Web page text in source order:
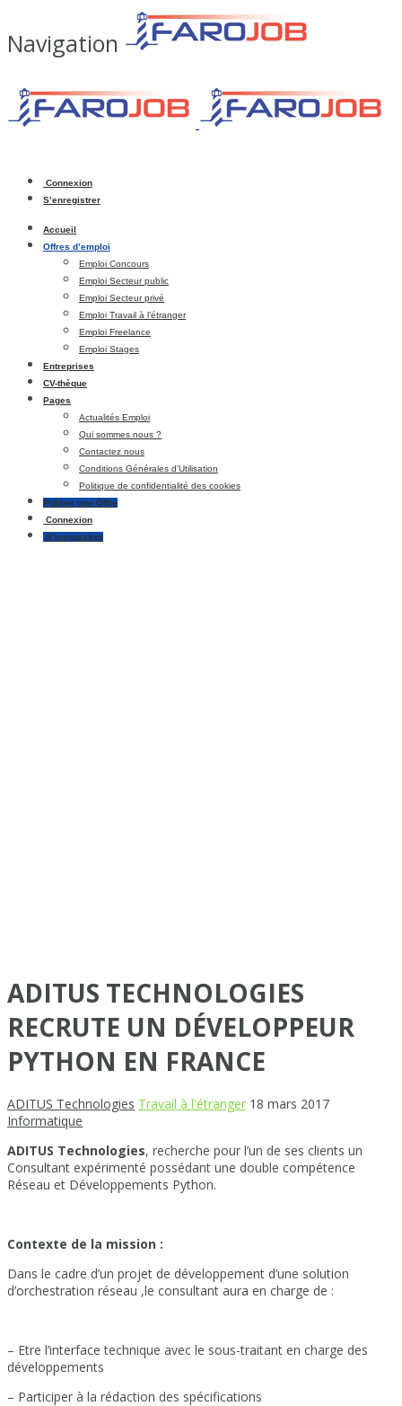
Navigation
Connexion
S’enregistrer
Accueil
Offres d’emploi
Emploi Concours
Emploi Secteur public
Emploi Secteur privé
Emploi Travail à l’étranger
Emploi Freelance
Emploi Stages
Entreprises
CV-thèque
Pages
Actualités Emploi
Qui sommes nous ?
Contactez nous
Conditions Générales d’Utilisation
Politique de confidentialité des cookies
Publier une Offre
Connexion
S’enregistrer
ADITUS TECHNOLOGIES
RECRUTE UN DÉVELOPPEUR
PYTHON EN FRANCE
ADITUS Technologies Travail à l'étranger 18 mars 2017
Informatique
ADITUS Technologies, recherche pour l’un de ses clients un
Consultant expérimenté possédant une double compétence
Réseau et Développements Python.
Contexte de la mission :
Dans le cadre d’un projet de développement d’une solution
d’orchestration réseau ,le consultant aura en charge de :
– Etre l’interface technique avec le sous-traitant en charge des
développements
– Participer à la rédaction des spécifications